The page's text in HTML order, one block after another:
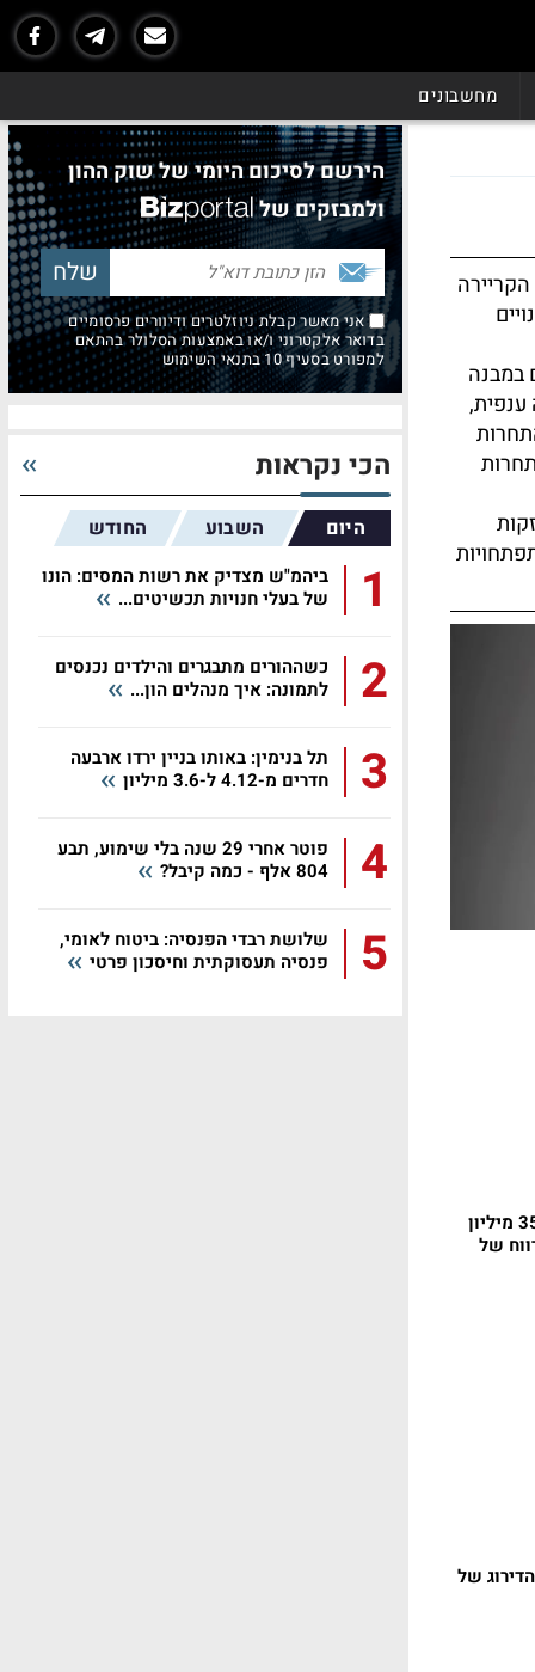
מחשבונים
במבנה
ענפית,
בזק ברווח רבעוני של 354 מיליון
של
של
הירשם לסיכום היומי של שוק ההון
ולמבזקים של
אני מאשר קבלת ניוזלטרים ודיוורים פרסומיים
בדואר אלקטרוני ו/או באמצעות הסלולר בהתאם
למפורט בסעיף 10 בתנאי השימוש
הכי נקראות
היום השבוע החודש
1
ביהמ"ש מצדיק את רשות המסים: הונו
של בעלי חנויות תכשיטים...
2
כשההורים מתבגרים והילדים נכנסים
לתמונה: איך מנהלים הון...
3
תל בנימין: באותו בניין ירדו ארבעה
חדרים מ-4.12 ל-3.6 מיליון
4
פוטר אחרי 29 שנה בלי שימוע, תבע
804 אלף - כמה קיבל?
5
שלושת רבדי הפנסיה: ביטוח לאומי,
פנסיה תעסוקתית וחיסכון פרטי